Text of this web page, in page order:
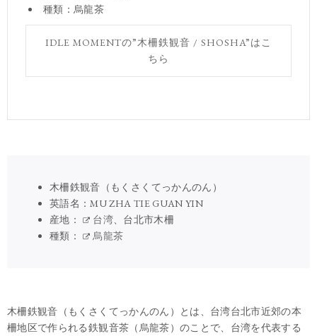
種類：烏龍茶
IDLE MOMENTの”木柵鉄観音 / SHOSHA”はこ
ちら
木柵鉄観音（もくさくてっかんのん）
英語名：MU ZHA TIE GUAN YIN
産地：
台湾、台北市木柵
種類：
烏龍茶
木柵鉄観音（もくさくてっかんのん）とは、台湾台北市近郊の本
柵地区で作られる鉄観音茶（烏龍茶）のことで、台湾を代表する